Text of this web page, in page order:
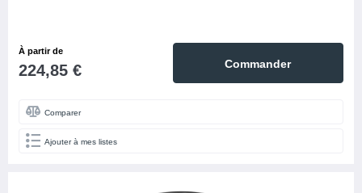
À partir de
224,85 € Commander
Comparer
Ajouter à mes listes